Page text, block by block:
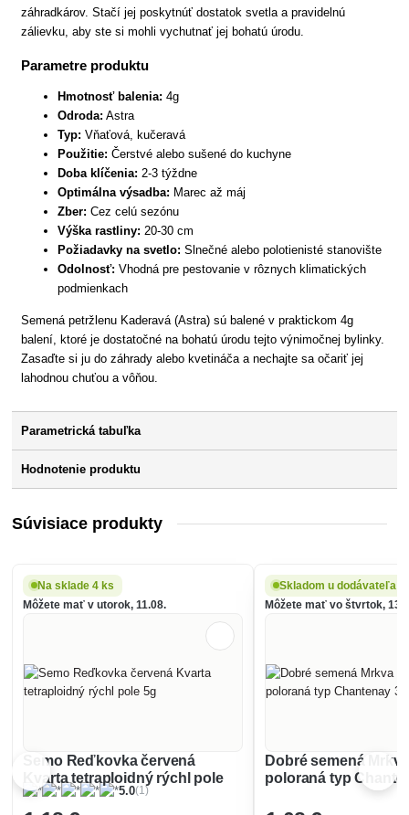
záhradkárov. Stačí jej poskytnúť dostatok svetla a pravidelnú
zálievku, aby ste si mohli vychutnať jej bohatú úrodu.
Parametre produktu
Hmotnosť balenia: 4g
Odroda: Astra
Typ: Vňaťová, kučeravá
Použitie: Čerstvé alebo sušené do kuchyne
Doba klíčenia: 2-3 týždne
Optimálna výsadba: Marec až máj
Zber: Cez celú sezónu
Výška rastliny: 20-30 cm
Požiadavky na svetlo: Slnečné alebo polotienisté stanovište
Odolnosť: Vhodná pre pestovanie v rôznych klimatických
podmienkach
Semená petržlenu Kaderavá (Astra) sú balené v praktickom 4g
balení, ktoré je dostatočné na bohatú úrodu tejto výnimočnej bylinky.
Zasaďte si ju do záhrady alebo kvetináča a nechajte sa očariť jej
lahodnou chuťou a vôňou.
Parametrická tabuľka
Hodnotenie produktu
Súvisiace produkty
Na sklade 4 ks
Môžete mať v utorok, 11.08.
Semo Reďkovka červená
Kvarta tetraploidný rýchl pole
5g
5.0(1)
Skladom u dodávateľa
Môžete mať vo štvrtok,
Dobré semená
poloraná typ